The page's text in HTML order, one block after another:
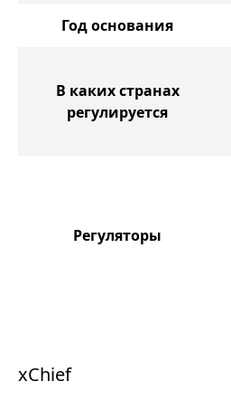
Год основания
В каких странах
регулируется
Регуляторы
xChief